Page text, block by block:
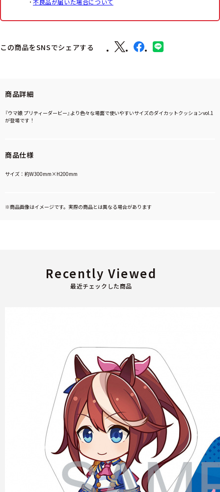
この商品をSNSでシェアする
商品詳細
『ウマ娘 プリティーダービー』より色々な場面で使いやすいサイズのダイカットクッションvol.1
が登場です！
商品仕様
サイズ：約W300mm×H200mm
※商品画像はイメージです。実際の商品とは異なる場合があります
最近チェックした商品
Recently Viewed